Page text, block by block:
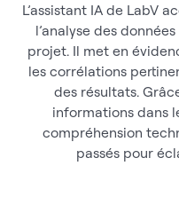
L’assistant IA de LabV
l’analyse des
projet. Il met en
les corrélations
des résultats.
informations dans
compréhension
passés pour